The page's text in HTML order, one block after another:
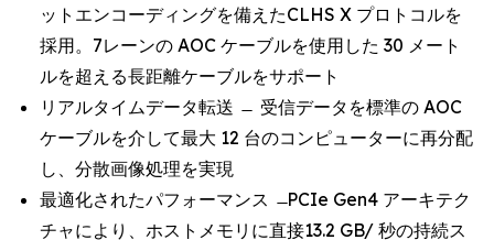
ットエンコーディングを備えたCLHS X プロトコルを
採用。7レーンの AOC ケーブルを使用した 30 メート
ルを超える長距離ケーブルをサポート
リアルタイムデータ転送 ̶ 受信データを標準の AOC
ケーブルを介して最大 12 台のコンピューターに再分配
し、分散画像処理を実現
最適化されたパフォーマンス ̶ PCIe Gen4 アーキテク
チャにより、ホストメモリに直接13.2 GB/ 秒の持続ス